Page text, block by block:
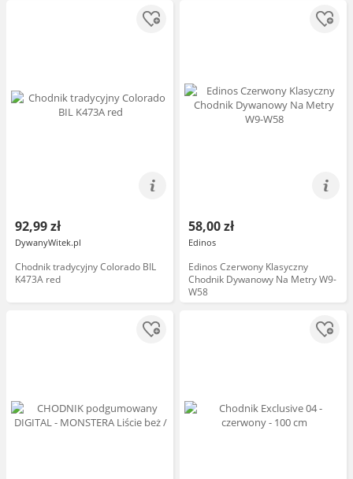
92,99 zł
DywanyWitek.pl
Chodnik tradycyjny Colorado BIL
K473A red
58,00 zł
Edinos
Edinos Czerwony Klasyczny
Chodnik Dywanowy Na Metry W9-
W58